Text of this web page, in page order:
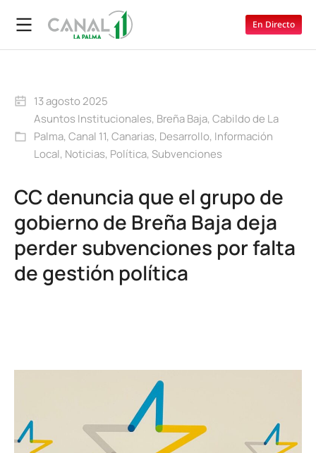
En Directo
13 agosto 2025
Asuntos Institucionales, Breña Baja, Cabildo de La
Palma, Canal 11, Canarias, Desarrollo, Información
Local, Noticias, Política, Subvenciones
CC denuncia que el grupo de
gobierno de Breña Baja deja
perder subvenciones por falta
de gestión política